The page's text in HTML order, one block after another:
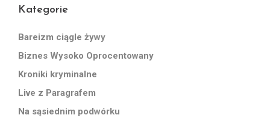
Kategorie
Bareizm ciągle żywy
Biznes Wysoko Oprocentowany
Kroniki kryminalne
Live z Paragrafem
Na sąsiednim podwórku